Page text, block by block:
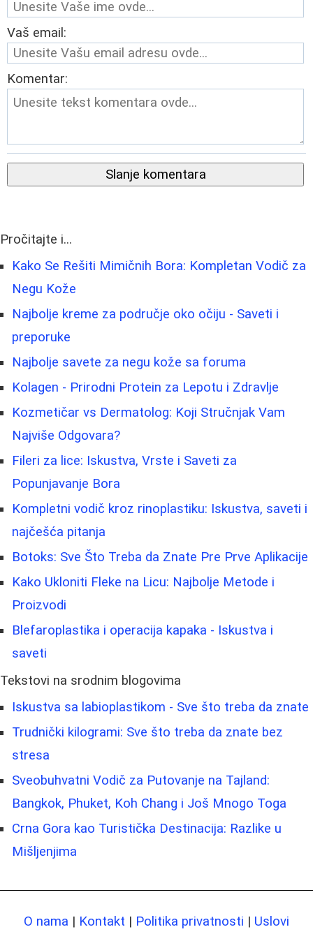
Vaš email:
Komentar:
Slanje komentara
Pročitajte i...
Kako Se Rešiti Mimičnih Bora: Kompletan Vodič za
Negu Kože
Najbolje kreme za područje oko očiju - Saveti i
preporuke
Najbolje savete za negu kože sa foruma
Kolagen - Prirodni Protein za Lepotu i Zdravlje
Kozmetičar vs Dermatolog: Koji Stručnjak Vam
Najviše Odgovara?
Fileri za lice: Iskustva, Vrste i Saveti za
Popunjavanje Bora
Kompletni vodič kroz rinoplastiku: Iskustva, saveti i
najčešća pitanja
Botoks: Sve Što Treba da Znate Pre Prve Aplikacije
Kako Ukloniti Fleke na Licu: Najbolje Metode i
Proizvodi
Blefaroplastika i operacija kapaka - Iskustva i
saveti
Tekstovi na srodnim blogovima
Iskustva sa labioplastikom - Sve što treba da znate
Trudnički kilogrami: Sve što treba da znate bez
stresa
Sveobuhvatni Vodič za Putovanje na Tajland:
Bangkok, Phuket, Koh Chang i Još Mnogo Toga
Crna Gora kao Turistička Destinacija: Razlike u
Mišljenjima
O nama | Kontakt | Politika privatnosti | Uslovi